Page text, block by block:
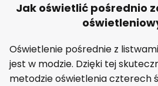
Jak oświetlić pośrednio
Oświetlenie pośrednie z
jest w modzie. Dzięki tej
metodzie oświetlenia czterech